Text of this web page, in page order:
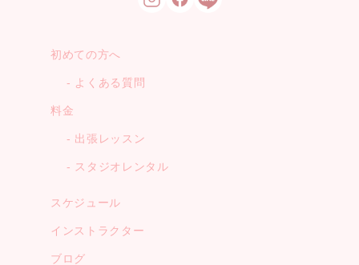
初めての方へ
よくある質問
料金
出張レッスン
スタジオレンタル
スケジュール
インストラクター
ブログ